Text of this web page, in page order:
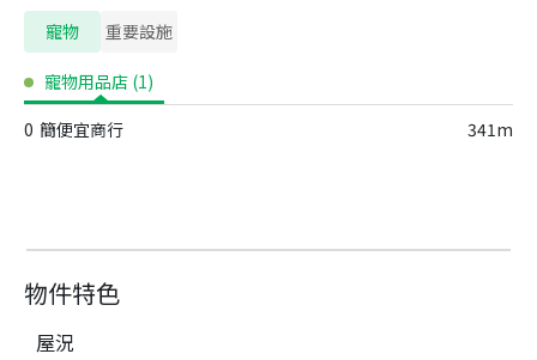
物件特色
屋況
寵物 重要設施
寵物用品店 (1)
0 簡便宜商行 341m